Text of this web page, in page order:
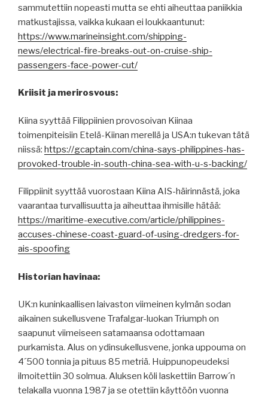
sammutettiin nopeasti mutta se ehti aiheuttaa paniikkia
matkustajissa, vaikka kukaan ei loukkaantunut:
https://www.marineinsight.com/shipping-
news/electrical-fire-breaks-out-on-cruise-ship-
passengers-face-power-cut/
Kriisit ja merirosvous:
Kiina syyttää Filippiinien provosoivan Kiinaa
toimenpiteisiin Etelä-Kiinan merellä ja USA:n tukevan tätä
niissä: https://gcaptain.com/china-says-philippines-has-
provoked-trouble-in-south-china-sea-with-u-s-backing/
Filippiinit syyttää vuorostaan Kiina AIS-häirinnästä, joka
vaarantaa turvallisuutta ja aiheuttaa ihmisille hätää:
https://maritime-executive.com/article/philippines-
accuses-chinese-coast-guard-of-using-dredgers-for-
ais-spoofing
Historian havinaa:
UK:n kuninkaallisen laivaston viimeinen kylmän sodan
aikainen sukellusvene Trafalgar-luokan Triumph on
saapunut viimeiseen satamaansa odottamaan
purkamista. Alus on ydinsukellusvene, jonka uppouma on
4´500 tonnia ja pituus 85 metriä. Huippunopeudeksi
ilmoitettiin 30 solmua. Aluksen köli laskettiin Barrow´n
telakalla vuonna 1987 ja se otettiin käyttöön vuonna